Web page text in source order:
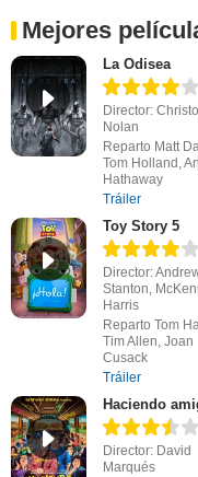
Mejores
La Odisea
Director:
Nolan
Reparto Matt
Tom Holland,
Hathaway
Tráiler
Toy Story 5
Director:
Stanton,
Harris
Reparto Tom
Tim Allen, Joan
Cusack
Tráiler
Haciendo
Director: David
Marqués